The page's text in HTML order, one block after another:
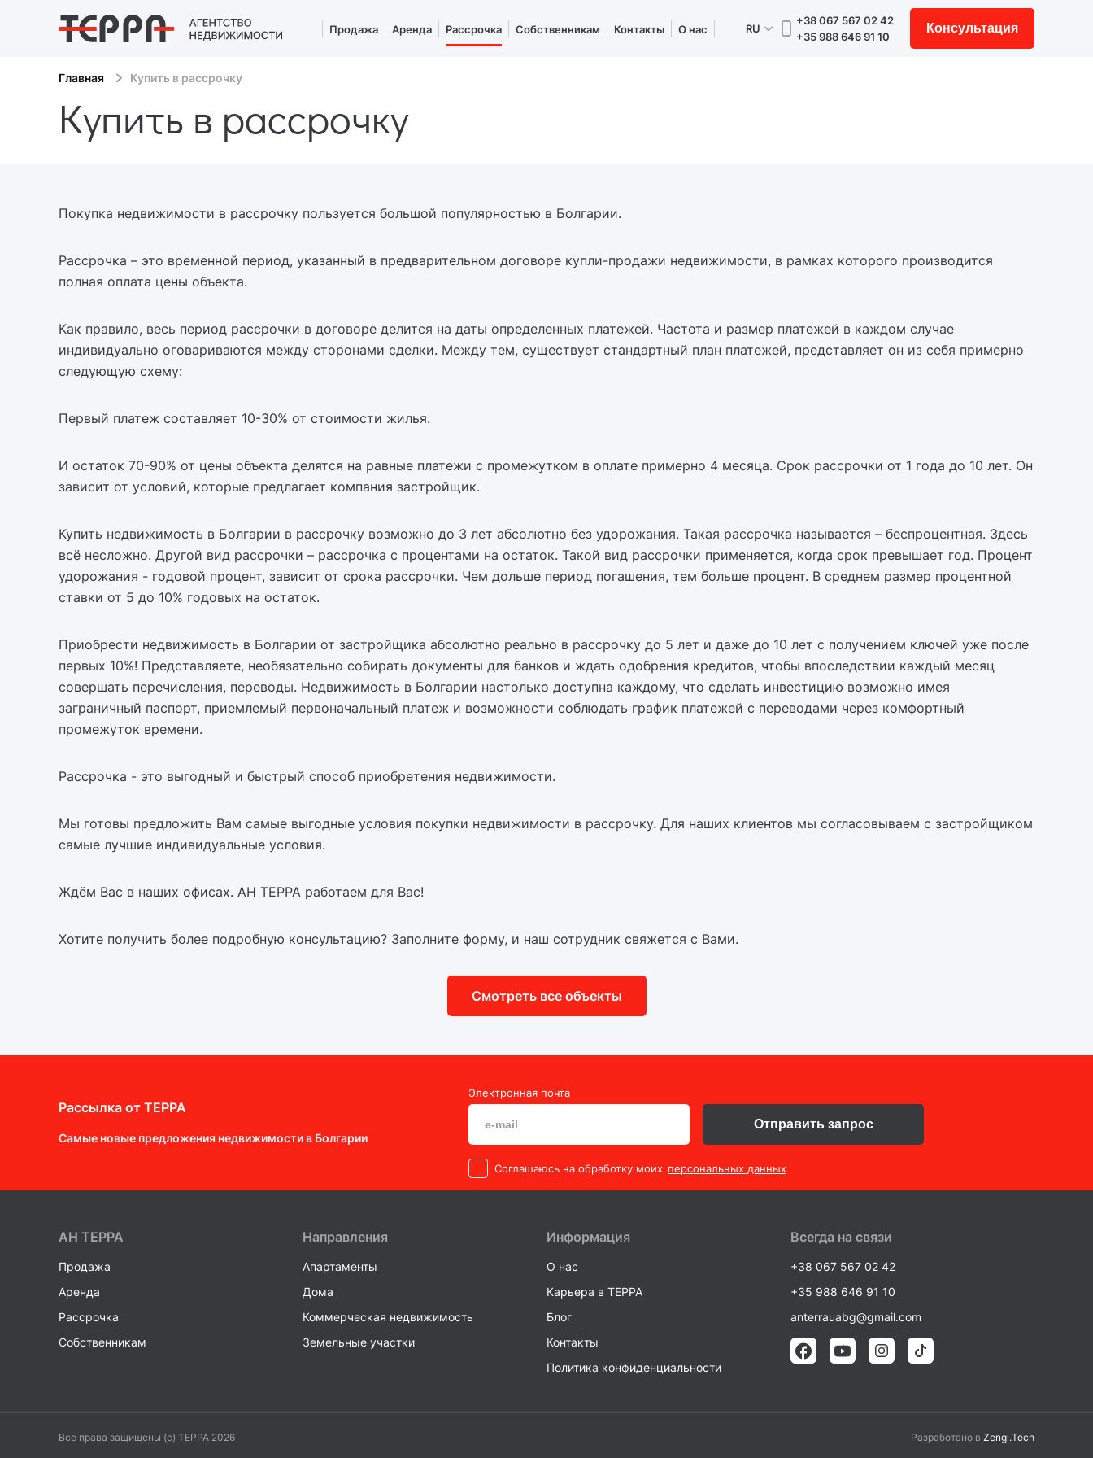
Продажа Аренда Рассрочка Собственникам Контакты О нас RU
+38 067 567 02 42
+35 988 646 91 10
Консультация
Главная Купить в рассрочку
Купить в рассрочку
Покупка недвижимости в рассрочку пользуется большой популярностью в Болгарии.
Рассрочка – это временной период, указанный в предварительном договоре купли-продажи недвижимости, в рамках которого производится
полная оплата цены объекта.
Как правило, весь период рассрочки в договоре делится на даты определенных платежей. Частота и размер платежей в каждом случае
индивидуально оговариваются между сторонами сделки. Между тем, существует стандартный план платежей, представляет он из себя примерно
следующую схему:
Первый платеж составляет 10-30% от стоимости жилья.
И остаток 70-90% от цены объекта делятся на равные платежи с промежутком в оплате примерно 4 месяца. Срок рассрочки от 1 года до 10 лет. Он
зависит от условий, которые предлагает компания застройщик.
Купить недвижимость в Болгарии в рассрочку возможно до 3 лет абсолютно без удорожания. Такая рассрочка называется – беспроцентная. Здесь
всё несложно. Другой вид рассрочки – рассрочка с процентами на остаток. Такой вид рассрочки применяется, когда срок превышает год. Процент
удорожания - годовой процент, зависит от срока рассрочки. Чем дольше период погашения, тем больше процент. В среднем размер процентной
ставки от 5 до 10% годовых на остаток.
Приобрести недвижимость в Болгарии от застройщика абсолютно реально в рассрочку до 5 лет и даже до 10 лет с получением ключей уже после
первых 10%! Представляете, необязательно собирать документы для банков и ждать одобрения кредитов, чтобы впоследствии каждый месяц
совершать перечисления, переводы. Недвижимость в Болгарии настолько доступна каждому, что сделать инвестицию возможно имея
заграничный паспорт, приемлемый первоначальный платеж и возможности соблюдать график платежей с переводами через комфортный
промежуток времени.
Рассрочка - это выгодный и быстрый способ приобретения недвижимости.
Мы готовы предложить Вам самые выгодные условия покупки недвижимости в рассрочку. Для наших клиентов мы согласовываем с застройщиком
самые лучшие индивидуальные условия.
Ждём Вас в наших офисах. АН ТЕРРА работаем для Вас!
Хотите получить более подробную консультацию? Заполните форму, и наш сотрудник свяжется с Вами.
Смотреть все объекты
Рассылка от ТEPPA
Самые новые предложения недвижимости в Болгарии
Электронная почта
Cоглашаюсь на обработку моих персональных данных
Отправить запрос
AH ТEPPA
Продажа
Аренда
Рассрочка
Собственникам
Направления
Апартаменты
Дома
Коммерческая недвижимость
Земельные участки
Информация
О нас
Карьера в TEPPA
Блог
Контакты
Политика конфиденциальности
Всегда на связи
+38 067 567 02 42
+35 988 646 91 10
anterrauabg@gmail.com
Все права защищены (c) TEPPA 2026 Разработано в Zengi.Tech